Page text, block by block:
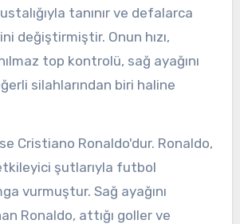
tanınır ve defalarca
değiştirmiştir. Onun hızı,
top kontrolü, sağ ayağını
silahlarından biri haline
Cristiano Ronaldo'dur. Ronaldo,
şutlarıyla futbol
vurmuştur. Sağ ayağını
Ronaldo, attığı goller ve